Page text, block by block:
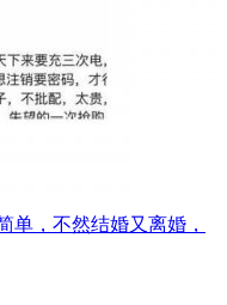
单，不然结婚又离婚，